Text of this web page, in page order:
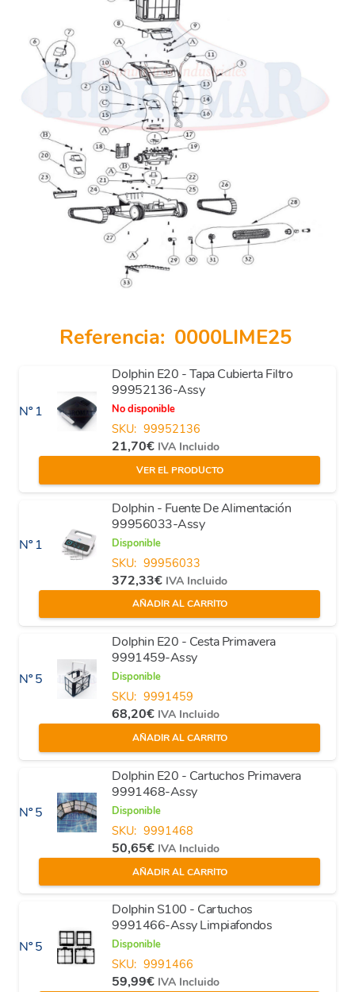
Referencia: 0000LIME25
Nº 1
Dolphin E20 - Tapa Cubierta Filtro
99952136-Assy
No disponible
SKU: 99952136
21,70€ IVA Incluido
VER EL PRODUCTO
Nº 1
Dolphin - Fuente De Alimentación
99956033-Assy
Disponible
SKU: 99956033
372,33€ IVA Incluido
AÑADIR AL CARRITO
Nº 5
Dolphin E20 - Cesta Primavera
9991459-Assy
Disponible
SKU: 9991459
68,20€ IVA Incluido
AÑADIR AL CARRITO
Nº 5
Dolphin E20 - Cartuchos Primavera
9991468-Assy
Disponible
SKU: 9991468
50,65€ IVA Incluido
AÑADIR AL CARRITO
Nº 5
Dolphin S100 - Cartuchos
9991466-Assy Limpiafondos
Disponible
SKU: 9991466
59,99€ IVA Incluido